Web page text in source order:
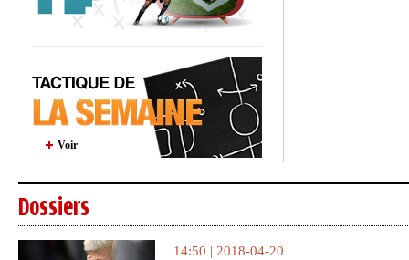
Voir
Dossiers
14:50 | 2018-04-20